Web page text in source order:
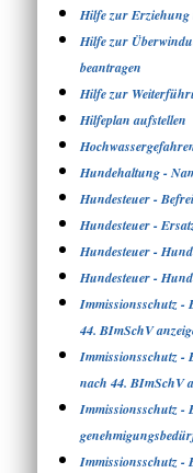
Hilfe zur Erziehung
Hilfe zur
beantragen
Hilfe zur
Hilfeplan aufstellen
Hundehaltung -
Hundesteuer -
Hundesteuer -
Hundesteuer -
Hundesteuer -
Immissionsschutz -
44. BImSchV
Immissionsschutz -
nach 44. BImSchV
Immissionsschutz -
Immissionsschutz -